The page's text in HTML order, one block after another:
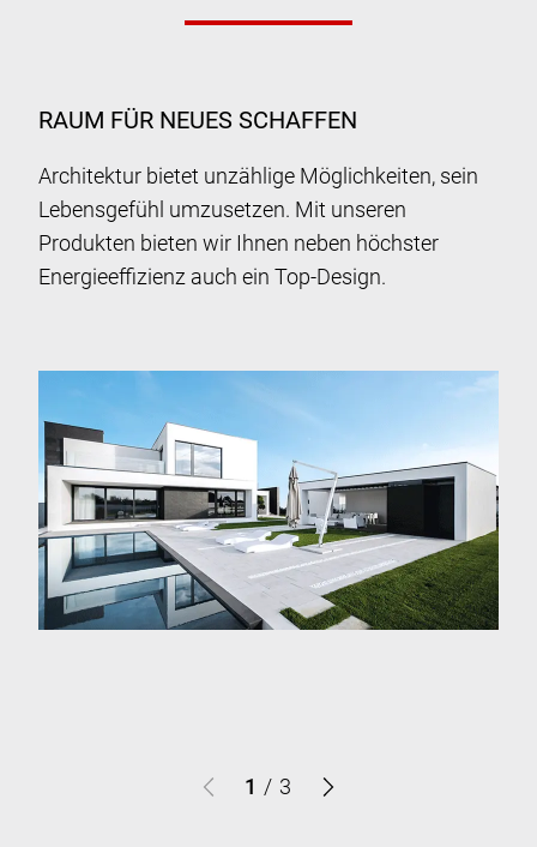
RAUM FÜR NEUES SCHAFFEN
Architektur bietet unzählige Möglichkeiten, sein
Lebensgefühl umzusetzen. Mit unseren
Produkten bieten wir Ihnen neben höchster
Energieeffizienz auch ein Top-Design.
1 / 3